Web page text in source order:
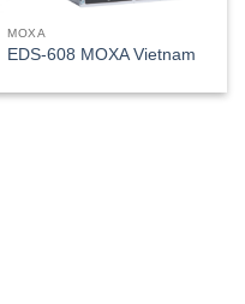
MOXA
EDS-608 MOXA Vietnam